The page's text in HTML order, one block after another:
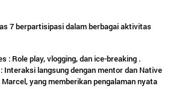
7 berpartisipasi dalam berbagai aktivitas
: Role play, vlogging, dan ice-breaking .
Interaksi langsung dengan mentor dan Native
Marcel, yang memberikan pengalaman nyata